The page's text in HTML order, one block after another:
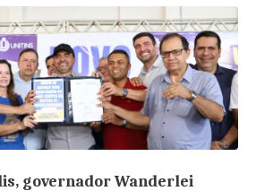
governador Wanderlei